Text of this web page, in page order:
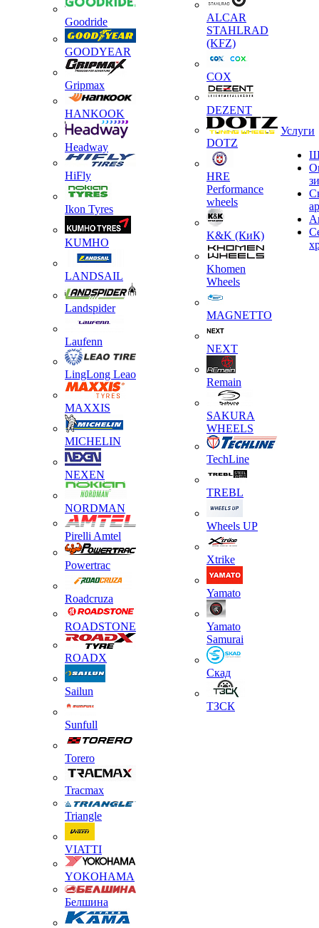
Goodride
GOODYEAR
Gripmax
HANKOOK
Headway
HiFly
Ikon Tyres
KUMHO
LANDSAIL
Landspider
Laufenn
LingLong Leao
MAXXIS
MICHELIN
NEXEN
NORDMAN
Pirelli Amtel
Powertrac
Roadcruza
ROADSTONE
ROADX
Sailun
Sunfull
Torero
Tracmax
Triangle
VIATTI
YOKOHAMA
Белшина
ALCAR
STAHLRAD
(KFZ)
COX
DEZENT
DOTZ
HRE
Performance
wheels
K&K (КиК)
Khomen
Wheels
MAGNETTO
NEXT
Remain
SAKURA
WHEELS
TechLine
TREBL
Wheels UP
Xtrike
Yamato
Yamato
Samurai
Скад
ТЗСК
Услуги